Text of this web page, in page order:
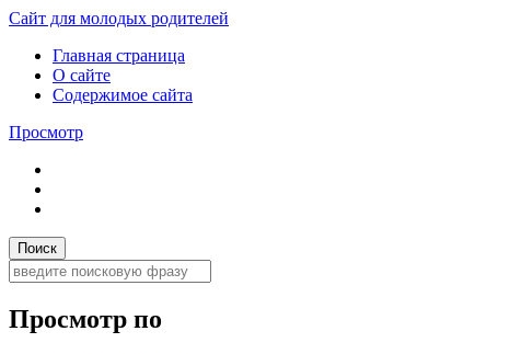
Сайт для молодых родителей
Главная страница
О сайте
Содержимое сайта
Просмотр
Просмотр по